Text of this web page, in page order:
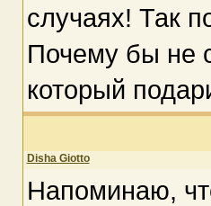
случаях! Так
Почему бы не
который
Disha Giotto
Напоминаю,